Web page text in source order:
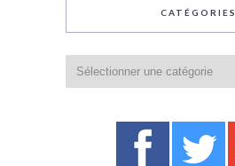
CATÉGORIES